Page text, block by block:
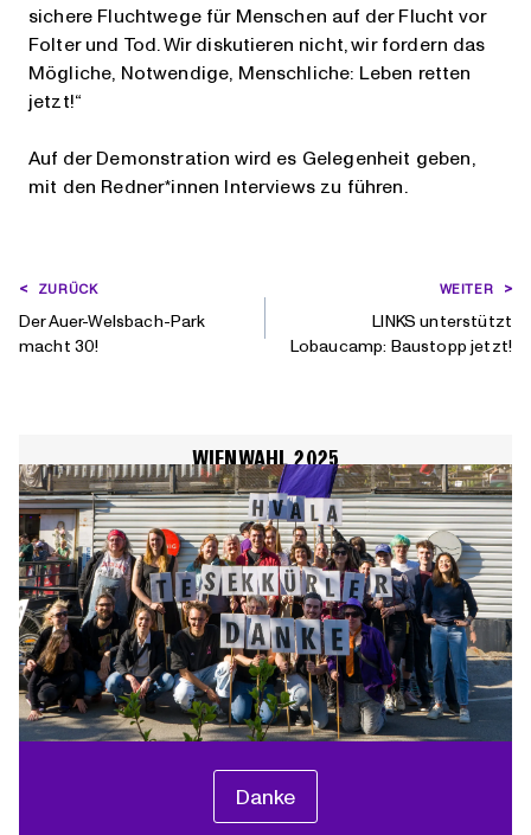
sichere Fluchtwege für Menschen auf der Flucht vor
Folter und Tod. Wir diskutieren nicht, wir fordern das
Mögliche, Notwendige, Menschliche: Leben retten
jetzt!“
Auf der Demonstration wird es Gelegenheit geben,
mit den Redner*innen Interviews zu führen.
BEITRAGSNAVIGATION
ZURÜCK
Der Auer-Welsbach-Park
macht 30!
WEITER
LINKS unterstützt
Lobaucamp: Baustopp jetzt!
WIENWAHL 2025
Danke